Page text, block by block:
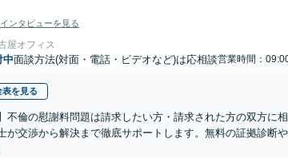
インタビューを見る
屋オフィス
中面談方法(対面・電話・ビデオなど)は応相談営業時間：
表を見る
不倫の慰謝料問題は請求したい方・請求された方の双方に
が交渉から解決まで徹底サポートします。無料の証拠診断